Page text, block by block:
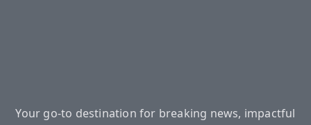
Your go-to destination for breaking news, impactful